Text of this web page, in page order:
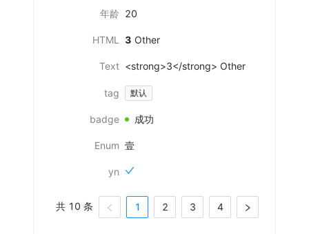
年龄 20
HTML 3 Other
Text <strong>3</strong> Other
tag 默认
badge 成功
Enum 壹
yn
共 10 条 1 2 3 4